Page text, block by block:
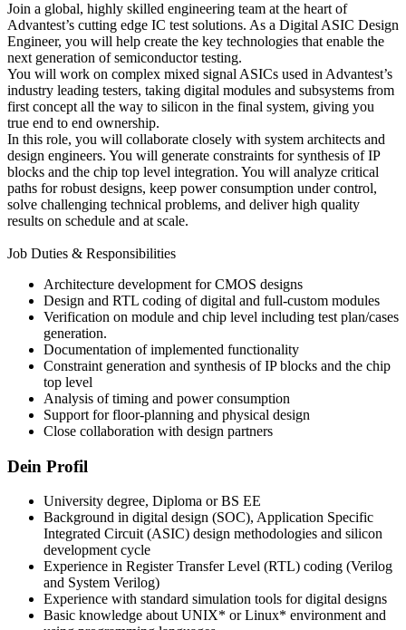
Join a global, highly skilled engineering team at the heart of
Advantest’s cutting edge IC test solutions. As a Digital ASIC Design
Engineer, you will help create the key technologies that enable the
next generation of semiconductor testing.
You will work on complex mixed signal ASICs used in Advantest’s
industry leading testers, taking digital modules and subsystems from
first concept all the way to silicon in the final system, giving you
true end to end ownership.
In this role, you will collaborate closely with system architects and
design engineers. You will generate constraints for synthesis of IP
blocks and the chip top level integration. You will analyze critical
paths for robust designs, keep power consumption under control,
solve challenging technical problems, and deliver high quality
results on schedule and at scale.
Job Duties & Responsibilities
Architecture development for CMOS designs
Design and RTL coding of digital and full-custom modules
Verification on module and chip level including test plan/cases
generation.
Documentation of implemented functionality
Constraint generation and synthesis of IP blocks and the chip
top level
Analysis of timing and power consumption
Support for floor-planning and physical design
Close collaboration with design partners
Dein Profil
University degree, Diploma or BS EE
Background in digital design (SOC), Application Specific
Integrated Circuit (ASIC) design methodologies and silicon
development cycle
Experience in Register Transfer Level (RTL) coding (Verilog
and System Verilog)
Experience with standard simulation tools for digital designs
Basic knowledge about UNIX* or Linux* environment and